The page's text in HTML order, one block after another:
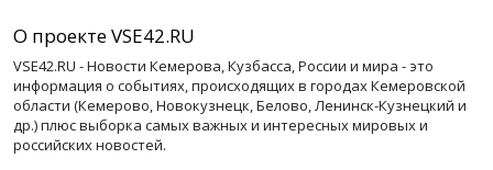
О проекте VSE42.RU
VSE42.RU - Новости Кемерова, Кузбасса, России и мира - это
информация о событиях, происходящих в городах Кемеровской
области (Кемерово, Новокузнецк, Белово, Ленинск-Кузнецкий и
др.) плюс выборка самых важных и интересных мировых и
российских новостей.